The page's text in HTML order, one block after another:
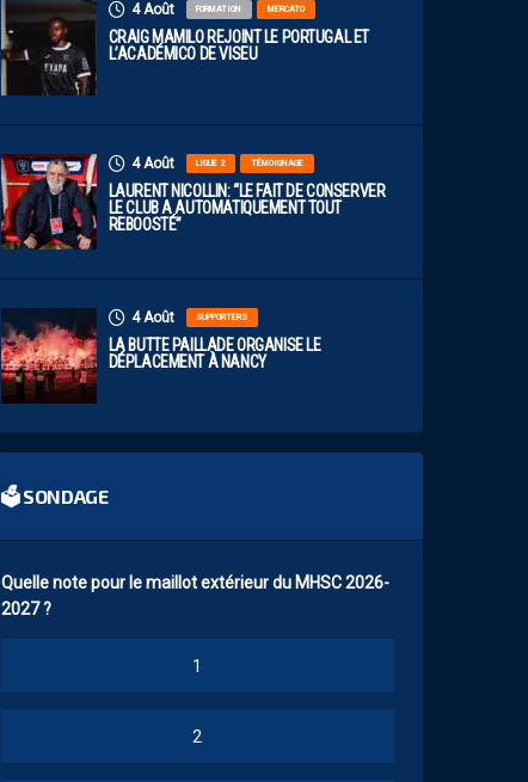
4 Août FORMATION MERCATO
CRAIG MAMILO REJOINT LE PORTUGAL ET
L’ACADÉMICO DE VISEU
4 Août LIGUE 2 TÉMOIGNAGE
LAURENT NICOLLIN: “LE FAIT DE CONSERVER
LE CLUB A AUTOMATIQUEMENT TOUT
REBOOSTÉ”
4 Août SUPPORTERS
LA BUTTE PAILLADE ORGANISE LE
DÉPLACEMENT À NANCY
🗳 SONDAGE
Quelle note pour le maillot extérieur du MHSC 2026-
2027 ?
1
2